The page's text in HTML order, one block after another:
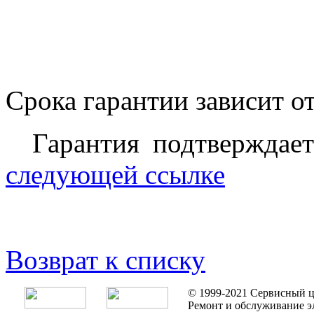
Срока гарантии зависит
Гарантия
следующей ссылке
Возврат к списку
© 1999-2021 Сервисный
Ремонт и обслуживание